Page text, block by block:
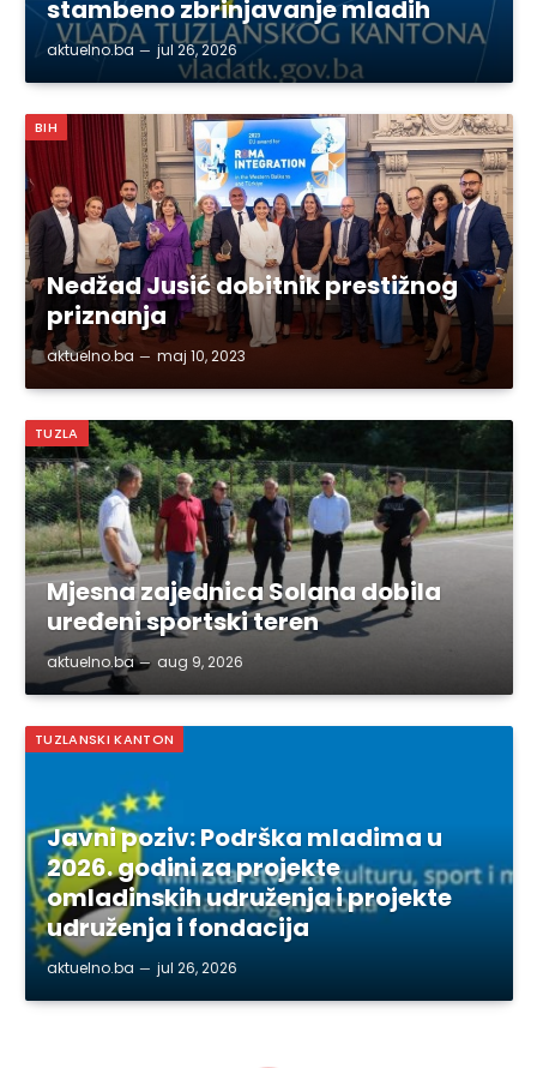
stambeno zbrinjavanje mladih
aktuelno.ba jul 26, 2026
BIH
Nedžad Jusić dobitnik prestižnog
priznanja
aktuelno.ba maj 10, 2023
TUZLA
Mjesna zajednica Solana dobila
uređeni sportski teren
aktuelno.ba aug 9, 2026
TUZLANSKI KANTON
Javni poziv: Podrška mladima u
2026. godini za projekte
omladinskih udruženja i projekte
udruženja i fondacija
aktuelno.ba jul 26, 2026